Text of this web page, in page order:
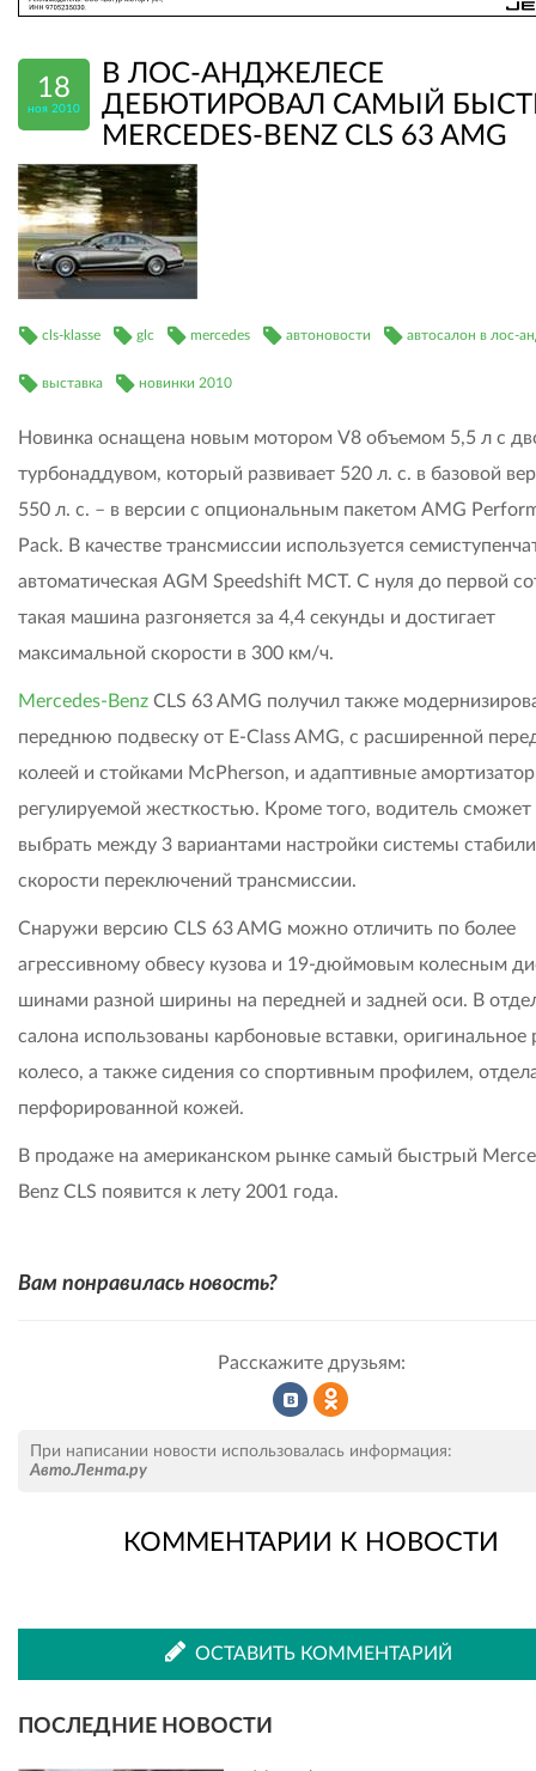
18
ноя 2010
В ЛОС-АНДЖЕЛЕСЕ
ДЕБЮТИРОВАЛ САМЫЙ
MERCEDES-BENZ CLS 63 AMG
cls-klasse glc mercedes автоновости автосалон в лос-
выставка новинки 2010
Новинка оснащена новым мотором V8 объемом 5,5 л с
турбонаддувом, который развивает 520 л. с. в базовой
550 л. с. – в версии с опциональным пакетом AMG
Pack. В качестве трансмиссии используется
автоматическая AGM Speedshift MCT. С нуля до первой
такая машина разгоняется за 4,4 секунды и достигает
максимальной скорости в 300 км/ч.
Mercedes-Benz CLS 63 AMG получил также
переднюю подвеску от E-Class AMG, с расширенной
колеей и стойками McPherson, и адаптивные
регулируемой жесткостью. Кроме того, водитель сможет
выбрать между 3 вариантами настройки системы
скорости переключений трансмиссии.
Снаружи версию CLS 63 AMG можно отличить по более
агрессивному обвесу кузова и 19-дюймовым колесным
шинами разной ширины на передней и задней оси. В
салона использованы карбоновые вставки, оригинальное
колесо, а также сидения со спортивным профилем,
перфорированной кожей.
В продаже на американском рынке самый быстрый
Benz CLS появится к лету 2001 года.
Вам понравилась новость?
Расскажите друзьям:
во
ВКонтакте
Одноклассниках
При написании новости использовалась информация:
Авто.Лента.ру
КОММЕНТАРИИ К НОВОСТИ
ОСТАВИТЬ КОММЕНТАРИЙ
ПОСЛЕДНИЕ НОВОСТИ